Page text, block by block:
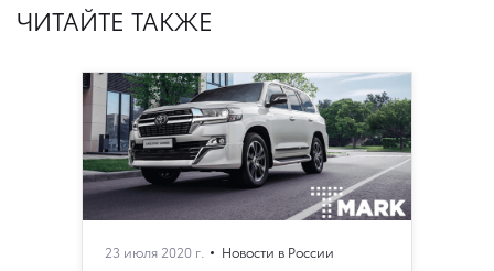
ЧИТАЙТЕ ТАКЖЕ
23 июля 2020 г. Новости в России